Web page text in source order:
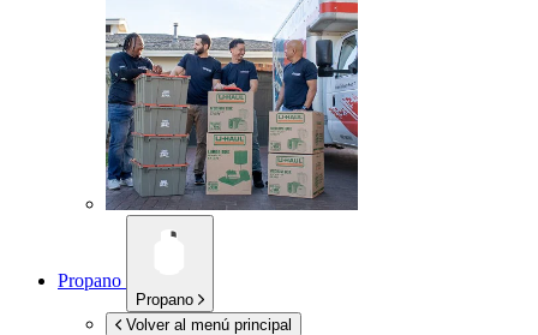
Propano
Propano
Volver al menú principal